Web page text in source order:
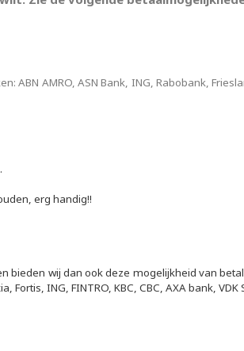
AMRO, ASN Bank, ING, Rabobank,
erg handig!!
bieden wij dan ook deze mogelijkheid van
ING, FINTRO, KBC, CBC, AXA bank, VDK